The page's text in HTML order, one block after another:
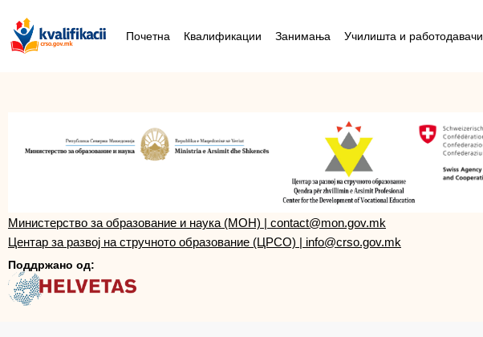
Почетна Квалификации Занимања Училишта и работодавачи
Министерство за образование и наука (МОН) | contact@mon.gov.mk
Центар за развој на стручното образование (ЦРСО) | info@crso.gov.mk
Поддржано од: